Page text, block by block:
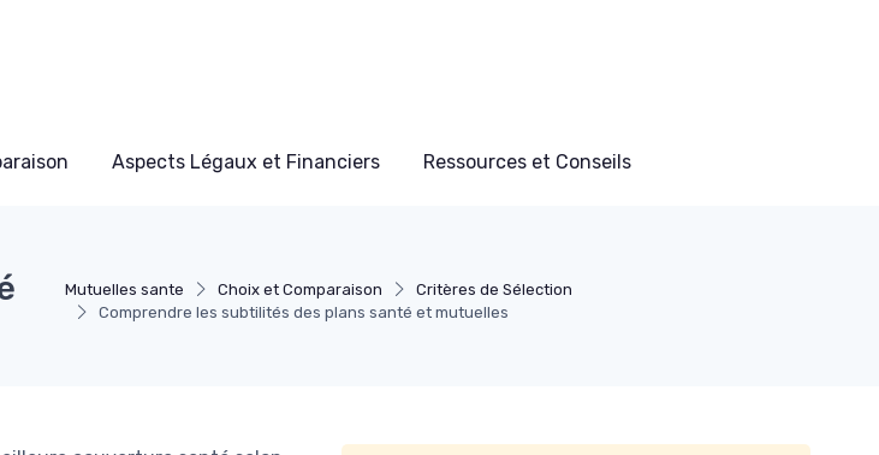
Aspects Légaux et Financiers Ressources et Conseils
Mutuelles sante Choix et Comparaison
Critères de Sélection
Comprendre les subtilités des plans santé et mutuelles